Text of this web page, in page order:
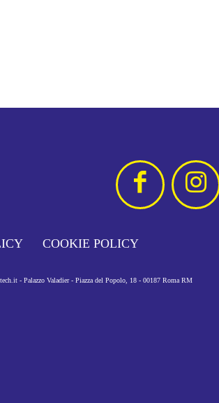
COOKIE POLICY
- Palazzo Valadier - Piazza del Popolo, 18 - 00187 Roma RM